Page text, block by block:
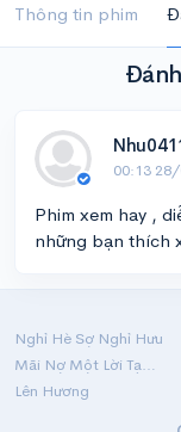
Thông tin phim
00:13
Phim xem hay ,
những bạn thích
Nghỉ Hè Sợ Nghỉ Hưu
Mãi Nợ Một Lời Tạm Biệt
Lên Hương